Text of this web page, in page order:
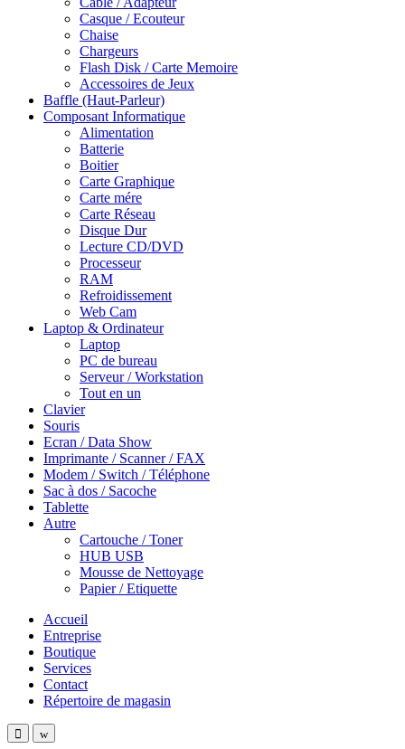
Casque / Ecouteur
Chaise
Chargeurs
Flash Disk / Carte Memoire
Accessoires de Jeux
Baffle (Haut-Parleur)
Composant Informatique
Alimentation
Batterie
Boitier
Carte Graphique
Carte mére
Carte Réseau
Disque Dur
Lecture CD/DVD
Processeur
RAM
Refroidissement
Web Cam
Laptop & Ordinateur
Laptop
PC de bureau
Serveur / Workstation
Tout en un
Clavier
Souris
Ecran / Data Show
Imprimante / Scanner / FAX
Modem / Switch / Téléphone
Sac à dos / Sacoche
Tablette
Autre
Cartouche / Toner
HUB USB
Mousse de Nettoyage
Papier / Etiquette
Accueil
Entreprise
Boutique
Services
Contact
Répertoire de magasin